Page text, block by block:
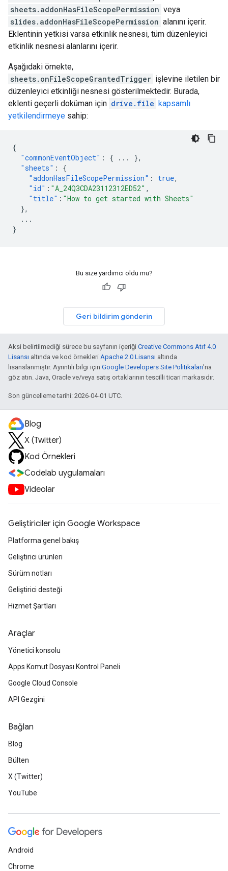
sheets.addonHasFileScopePermission veya
slides.addonHasFileScopePermission alanını içerir.
Eklentinin yetkisi varsa etkinlik nesnesi, tüm düzenleyici
etkinlik nesnesi alanlarını içerir.
Aşağıdaki örnekte,
sheets.onFileScopeGrantedTrigger işlevine iletilen bir
düzenleyici etkinliği nesnesi gösterilmektedir. Burada,
eklenti geçerli doküman için drive.file kapsamlı
yetkilendirmeye sahip:
{
"commonEventObject" : { ...
},
"sheets" :
{
"addonHasFileScopePermission" : true,
"id" : "A_24Q3CDA23112312ED52" ,
"title" : "How to get started with Sheets"
},
...
}
Bu size yardımcı oldu mu?
Geri bildirim gönderin
Aksi belirtilmediği sürece bu sayfanın içeriği Creative Commons Atıf 4.0
Lisansı altında ve kod örnekleri Apache 2.0 Lisansı altında
lisanslanmıştır. Ayrıntılı bilgi için Google Developers Site Politikaları'na
göz atın. Java, Oracle ve/veya satış ortaklarının tescilli ticari markasıdır.
Son güncelleme tarihi: 2026-04-01 UTC.
Blog
X (Twitter)
Kod Örnekleri
Codelab uygulamaları
Videolar
Geliştiriciler için Google Workspace
Platforma genel bakış
Geliştirici ürünleri
Sürüm notları
Geliştirici desteği
Hizmet Şartları
Araçlar
Yönetici konsolu
Apps Komut Dosyası Kontrol Paneli
Google Cloud Console
API Gezgini
Bağlan
Blog
Bülten
X (Twitter)
YouTube
Android
Chrome